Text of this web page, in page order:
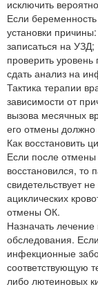
исключить
Если
установки причины:
записаться на УЗД;
проверить уровень
сдать анализ на
Тактика терапии
зависимости от
вызова месячных
его отмены должно
Как восстановить
Если после
восстановился, то
свидетельствует
ациклических
отмены ОК.
Назначать
обследования.
инфекционные
соответствующую
либо лютеиновых